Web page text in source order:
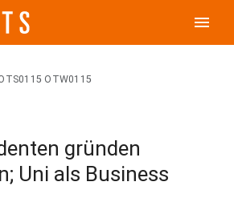
menu
OTW0115
gründen
Uni als Business